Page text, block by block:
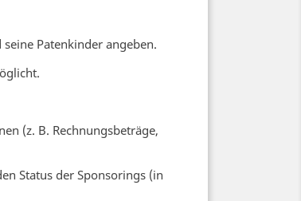
Patenkinder angeben.
(z. B. Rechnungsbeträge,
Status der Sponsorings (in